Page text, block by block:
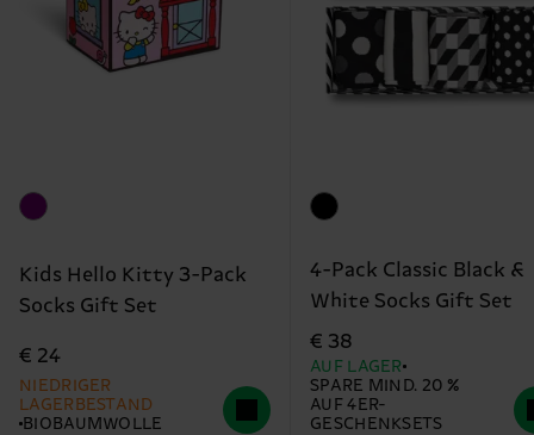
Kids Hello Kitty 3-Pack
Socks Gift Set
€ 24
NIEDRIGER
LAGERBESTAND
BIOBAUMWOLLE
4-Pack Classic Black &
White Socks Gift Set
€ 38
AUF LAGER
SPARE MIND. 20 %
AUF 4ER-
GESCHENKSETS